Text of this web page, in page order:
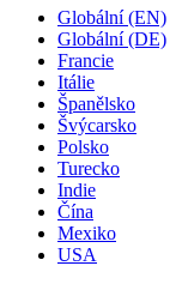
Globální (EN)
Globální (DE)
Francie
Itálie
Španělsko
Švýcarsko
Polsko
Turecko
Indie
Čína
Mexiko
USA